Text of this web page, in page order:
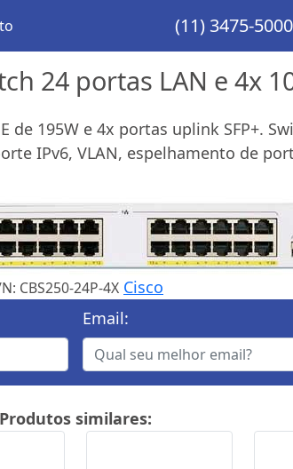
(11) 3475-5000
24 portas LAN e 4x
195W e 4x portas uplink SFP+.
IPv6, VLAN, espelhamento de
CBS250-24P-4X Cisco
Email:
Produtos similares: